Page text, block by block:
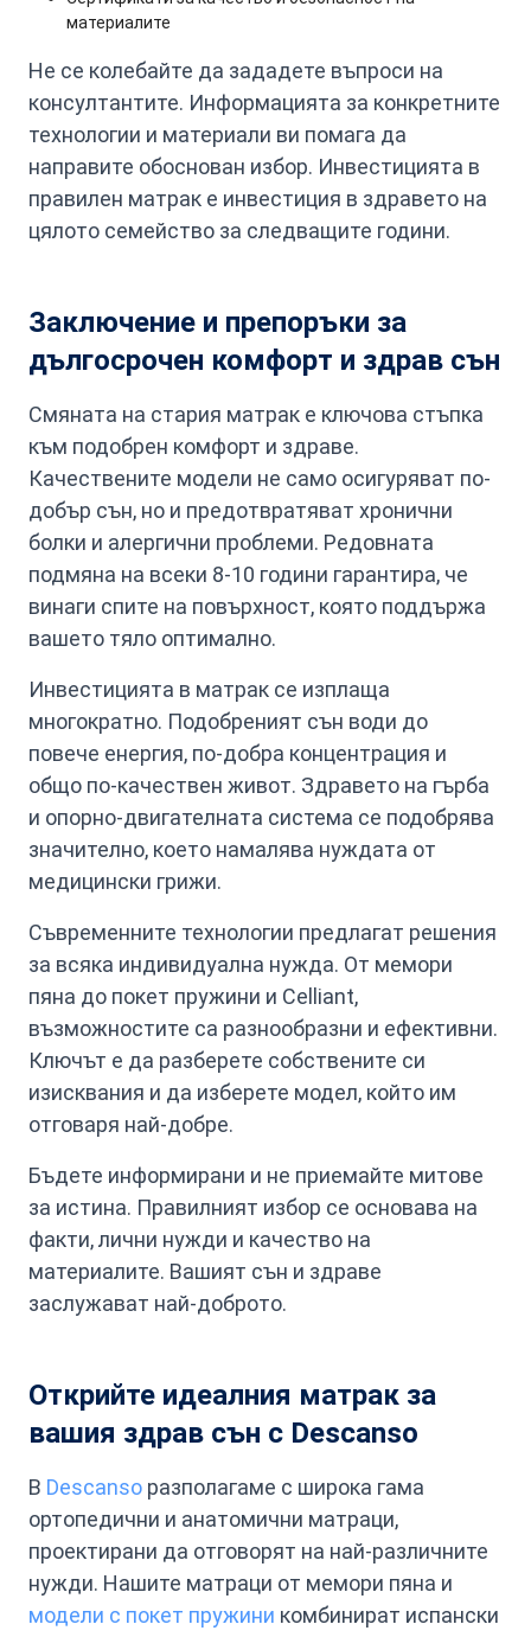
материалите
Не се колебайте да зададете въпроси на
консултантите. Информацията за конкретните
технологии и материали ви помага да
направите обоснован избор. Инвестицията в
правилен матрак е инвестиция в здравето на
цялото семейство за следващите години.
Заключение и препоръки за
дългосрочен комфорт и здрав сън
Смяната на стария матрак е ключова стъпка
към подобрен комфорт и здраве.
Качествените модели не само осигуряват по-
добър сън, но и предотвратяват хронични
болки и алергични проблеми. Редовната
подмяна на всеки 8-10 години гарантира, че
винаги спите на повърхност, която поддържа
вашето тяло оптимално.
Инвестицията в матрак се изплаща
многократно. Подобреният сън води до
повече енергия, по-добра концентрация и
общо по-качествен живот. Здравето на гърба
и опорно-двигателната система се подобрява
значително, което намалява нуждата от
медицински грижи.
Съвременните технологии предлагат решения
за всяка индивидуална нужда. От мемори
пяна до покет пружини и Celliant,
възможностите са разнообразни и ефективни.
Ключът е да разберете собствените си
изисквания и да изберете модел, който им
отговаря най-добре.
Бъдете информирани и не приемайте митове
за истина. Правилният избор се основава на
факти, лични нужди и качество на
материалите. Вашият сън и здраве
заслужават най-доброто.
Открийте идеалния матрак за
вашия здрав сън с Descanso
В Descanso разполагаме с широка гама
ортопедични и анатомични матраци,
проектирани да отговорят на най-различните
нужди. Нашите матраци от мемори пяна и
модели с покет пружини комбинират испански